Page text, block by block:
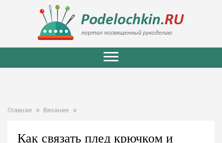
Главная Вязание
Как связать плед крючком и